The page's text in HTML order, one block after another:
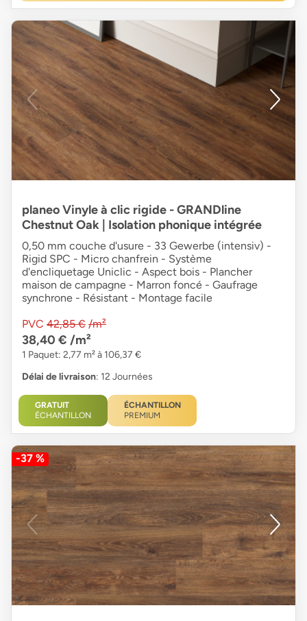
planeo Vinyle à clic rigide - GRANDline
Chestnut Oak | Isolation phonique intégrée
0,50 mm couche d'usure - 33 Gewerbe (intensiv) -
Rigid SPC - Micro chanfrein - Système
d'encliquetage Uniclic - Aspect bois - Plancher
maison de campagne - Marron foncé - Gaufrage
synchrone - Résistant - Montage facile
PVC 42,85 € /m²
38,40 € /m²
1 Paquet: 2,77 m² à 106,37 €
Délai de livraison: 12 Journées
GRATUIT
ÉCHANTILLON
ÉCHANTILLON
PREMIUM
-37 %